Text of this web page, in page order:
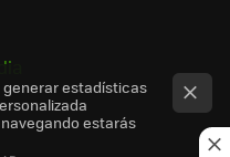
estadísticas
estarás